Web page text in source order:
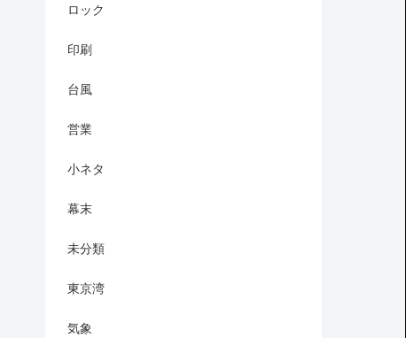
ロック
印刷
台風
営業
小ネタ
幕末
未分類
東京湾
気象